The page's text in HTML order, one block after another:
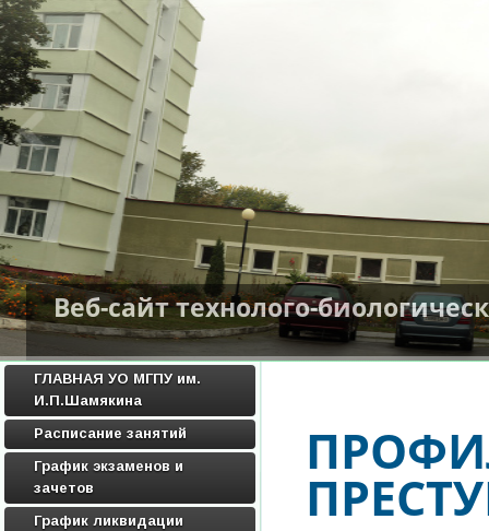
Веб-сайт технолого-
ГЛАВНАЯ УО МГПУ им.
И.П.Шамякина
Расписание занятий
График экзаменов и
зачетов
График ликвидации